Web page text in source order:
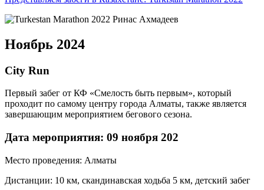
Ноябрь 2024
City Run
Первый забег от КФ «Смелость быть первым», который
проходит по самому центру города Алматы, также является
завершающим мероприятием бегового сезона.
Дата мероприятия: 09 ноября 202
Место проведения: Алматы
Дистанции: 10 км, скандинавская ходьба 5 км, детский забег